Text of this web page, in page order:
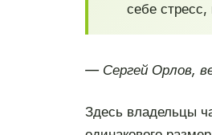
себе стресс,
— Сергей Орлов,
Здесь владельцы